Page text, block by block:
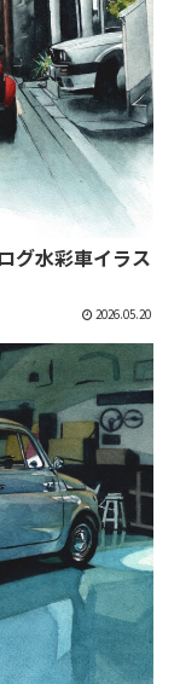
グ水彩車イラス
2026.05.20